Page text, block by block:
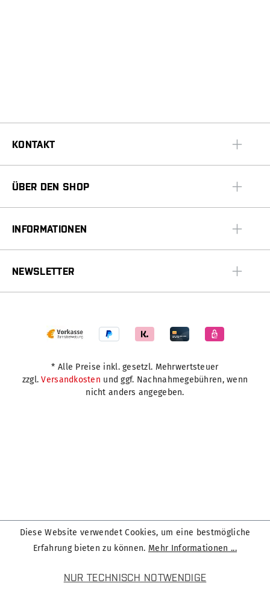
KONTAKT
ÜBER DEN SHOP
INFORMATIONEN
NEWSLETTER
* Alle Preise inkl. gesetzl. Mehrwertsteuer
zzgl.Versandkosten und ggf. Nachnahmegebühren, wenn
nicht anders angegeben.
Diese Website verwendet Cookies, um eine bestmögliche
Erfahrung bieten zu können. Mehr Informationen ...
NUR TECHNISCH NOTWENDIGE